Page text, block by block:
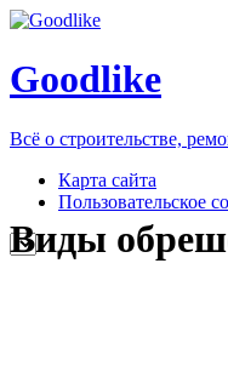
Goodlike
Всё о строительстве,
Карта сайта
Пользовательское
Виды